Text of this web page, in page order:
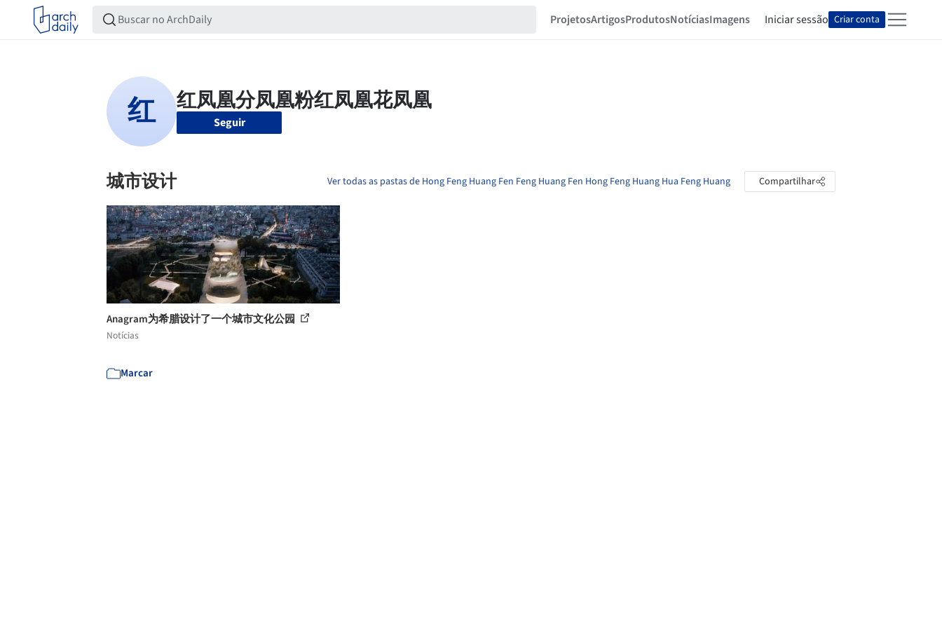
ProjetosArtigosProdutosNotíciasImagens Iniciar sessão Criar conta
Seguir
城市设计 Ver todas as pastas de Hong Feng Huang Fen Feng Huang Fen Hong Feng Huang Hua Feng Huang Compartilhar
Anagram为希腊设计了一个城市文化公园
Notícias
Marcar